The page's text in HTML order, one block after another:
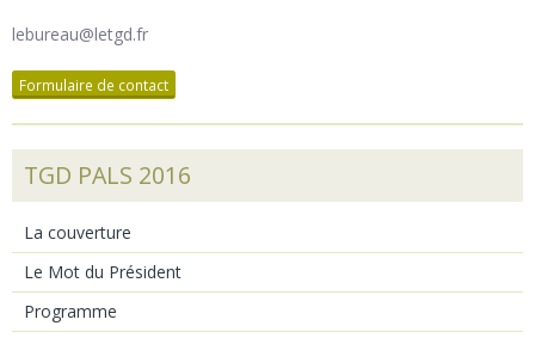
lebureau@letgd.fr
Formulaire de contact
TGD PALS 2016
La couverture
Le Mot du Président
Programme